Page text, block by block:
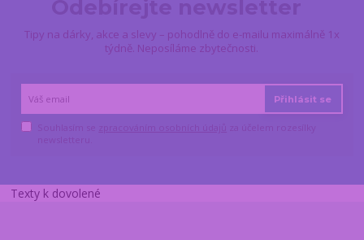
Tipy na dárky, akce a slevy – pohodlně do e-mailu maximálně 1x
týdně. Neposíláme zbytečnosti.
Přihlásit se
Texty k dovolené